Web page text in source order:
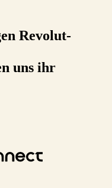
Revolut-
uns ihr